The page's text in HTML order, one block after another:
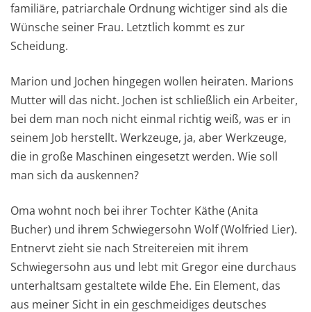
familiäre, patriarchale Ordnung wichtiger sind als die
Wünsche seiner Frau. Letztlich kommt es zur
Scheidung.
Marion und Jochen hingegen wollen heiraten. Marions
Mutter will das nicht. Jochen ist schließlich ein Arbeiter,
bei dem man noch nicht einmal richtig weiß, was er in
seinem Job herstellt. Werkzeuge, ja, aber Werkzeuge,
die in große Maschinen eingesetzt werden. Wie soll
man sich da auskennen?
Oma wohnt noch bei ihrer Tochter Käthe (Anita
Bucher) und ihrem Schwiegersohn Wolf (Wolfried Lier).
Entnervt zieht sie nach Streitereien mit ihrem
Schwiegersohn aus und lebt mit Gregor eine durchaus
unterhaltsam gestaltete wilde Ehe. Ein Element, das
aus meiner Sicht in ein geschmeidiges deutsches